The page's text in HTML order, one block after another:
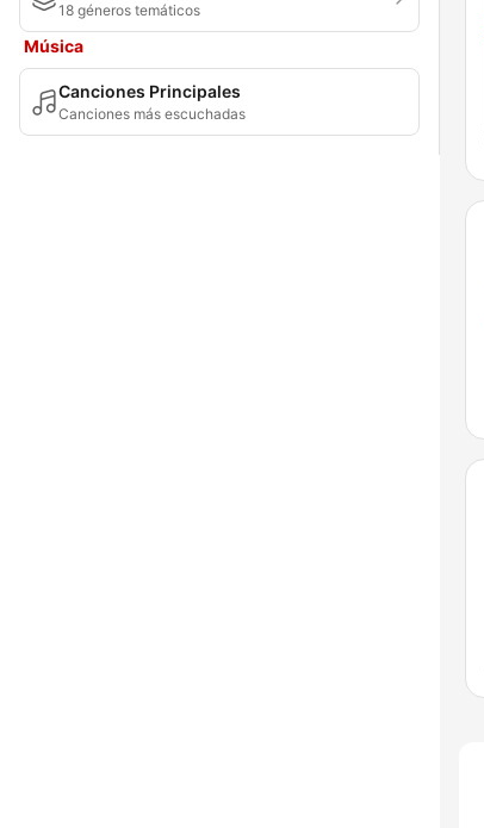
18 géneros temáticos
Música
Canciones Principales
Canciones más escuchadas